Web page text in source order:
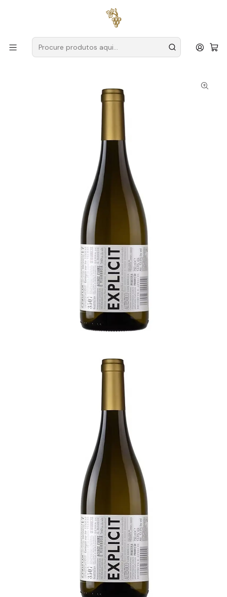
para encomendas a partir de
Produtores Alentejo
Rosa Santos Família
Rosa Santos Família Explicit Branco Alentejo Branco 75cl